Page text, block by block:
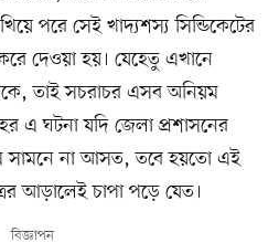
পরে সেই খাদ্যশস্য সিন্ডিকেটের
দেওয়া হয়। যেহেতু এখানে
তাই সচরাচর এসব অনিয়ম
এ ঘটনা যদি জেলা প্রশাসনের
সামনে না আসত, তবে হয়তো এই
আড়ালেই চাপা পড়ে যেত।